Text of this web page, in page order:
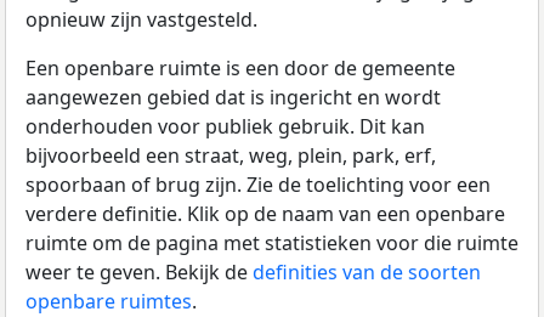
opnieuw zijn vastgesteld.
Een openbare ruimte is een door de gemeente
aangewezen gebied dat is ingericht en wordt
onderhouden voor publiek gebruik. Dit kan
bijvoorbeeld een straat, weg, plein, park, erf,
spoorbaan of brug zijn. Zie de toelichting voor een
verdere definitie. Klik op de naam van een openbare
ruimte om de pagina met statistieken voor die ruimte
weer te geven. Bekijk dedefinities van de soorten
openbare ruimtes.